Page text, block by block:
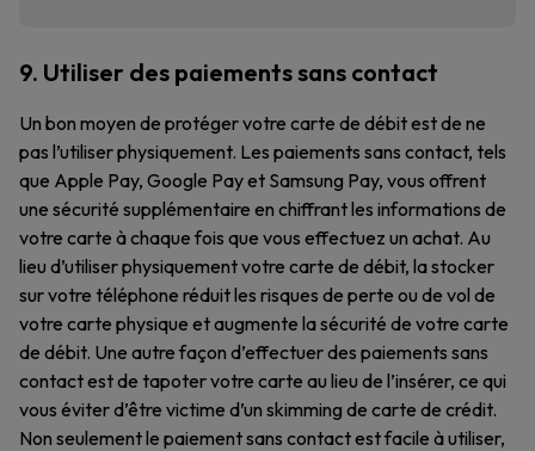
9. Utiliser des paiements sans contact
Un bon moyen de protéger votre carte de débit est de ne
pas l’utiliser physiquement. Les paiements sans contact, tels
que Apple Pay, Google Pay et Samsung Pay, vous offrent
une sécurité supplémentaire en chiffrant les informations de
votre carte à chaque fois que vous effectuez un achat. Au
lieu d’utiliser physiquement votre carte de débit, la stocker
sur votre téléphone réduit les risques de perte ou de vol de
votre carte physique et augmente la sécurité de votre carte
de débit. Une autre façon d’effectuer des paiements sans
contact est de tapoter votre carte au lieu de l’insérer, ce qui
vous éviter d’être victime d’un skimming de carte de crédit.
Non seulement le paiement sans contact est facile à utiliser,